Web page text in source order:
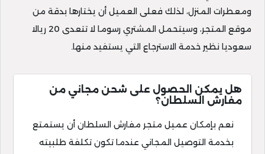
ومعطرات المنزل، لذلك فعلى العميل أن يختارها بدقة من
موقع المتجر، وسيتحمل المشتري رسوما لا تتعدى 20 ريالا
سعوديا نظير خدمة الاسترجاع التي يستفيد منها.
هل يمكن الحصول على شحن مجاني من
مفارش السلطان؟
نعم بإمكان عميل متجر مفارش السلطان أن يستمتع
بخدمة التوصيل المجاني عندما تكون تكلفة طلبيته